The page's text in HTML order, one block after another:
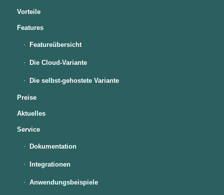
Vorteile
Features
Featureübersicht
Die Cloud-Variante
Die selbst-gehostete Variante
Preise
Aktuelles
Service
Dokumentation
Integrationen
Anwendungsbeispiele